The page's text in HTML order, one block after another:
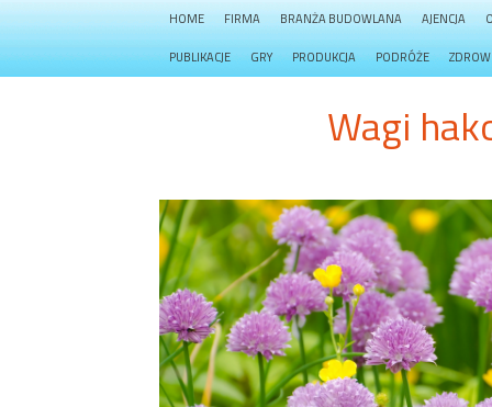
HOME FIRMA BRANŻA BUDOWLANA AJENCJA
PUBLIKACJE GRY PRODUKCJA PODRÓŻE
Wagi